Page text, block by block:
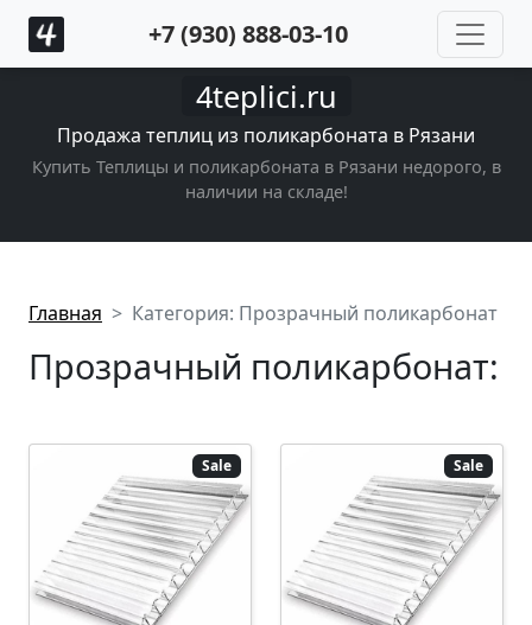
+7 (930) 888-03-10
4teplici.ru
Продажа теплиц из поликарбоната в Рязани
Купить Теплицы и поликарбоната в Рязани недорого, в
наличии на складе!
Главная Категория: Прозрачный поликарбонат
Прозрачный поликарбонат:
Sale Sale